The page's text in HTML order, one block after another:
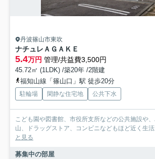
丹波篠山市東吹
ナチュレＡＧＡＫＥ
5.4万円 管理/共益費3,500円
45.72㎡ (1LDK) /築20年 /2階建
福知山線「篠山口」駅 徒歩20分
駐輪場 閑静な住宅地 公共下水
こども園や図書館、市役所支所などの公共施設や
山、ドラッグストア、コンビニなどもほど近く生
と見る
募集中の部屋